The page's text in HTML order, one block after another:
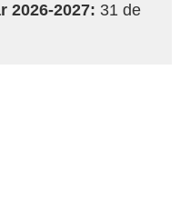
2026-2027: 31 de